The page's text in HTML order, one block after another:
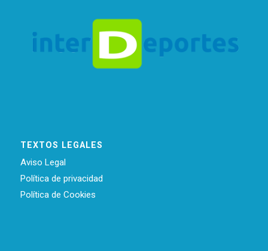
TEXTOS LEGALES
Aviso Legal
Política de privacidad
Política de Cookies